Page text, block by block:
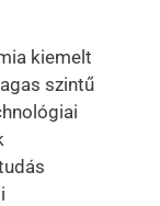
kiemelt
szintű